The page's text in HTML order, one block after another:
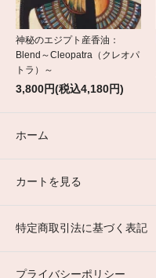
神秘のエジプト産香油：
Blend～Cleopatra（クレオパ
トラ）～
3,800円(税込4,180円)
ホーム
カートを見る
特定商取引法に基づく表記
プライバシーポリシー